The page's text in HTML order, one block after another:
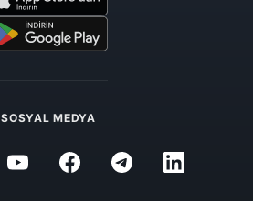
SOSYAL MEDYA